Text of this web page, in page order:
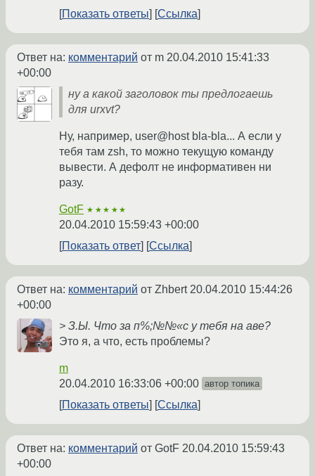
Показать ответы
Ссылка
Ответ на: комментарий от m 20.04.2010 15:41:33
+00:00
ну а какой заголовок ты предлогаешь
для urxvt?
Ну, например, user@host bla-bla... А если у
тебя там zsh, то можно текущую команду
вывести. А дефолт не информативен ни
разу.
GotF ★★★★★
20.04.2010 15:59:43 +00:00
Показать ответ
Ссылка
Ответ на: комментарий от Zhbert20.04.2010 15:44:26
+00:00
> З.Ы. Что за п%;№№«с у тебя на аве?
Это я, а что, есть проблемы?
m
20.04.2010 16:33:06 +00:00 автор топика
Показать ответы Ссылка
Ответ на: комментарий от GotF 20.04.2010 15:59:43
+00:00